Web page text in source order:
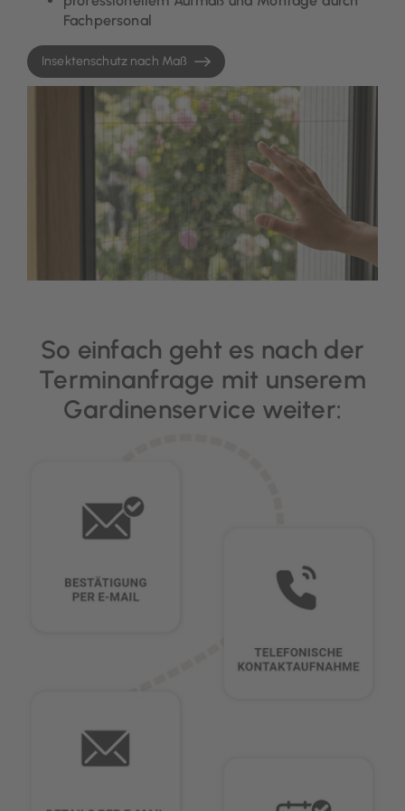
Fachpersonal
Insektenschutz nach Maß
So einfach geht es nach der
Terminanfrage mit unserem
Gardinenservice weiter: